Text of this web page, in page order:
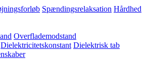
Spændingsrelaksation Hårdhed
Overflademodstand
Dielektricitetskonstant Dielektrisk tab